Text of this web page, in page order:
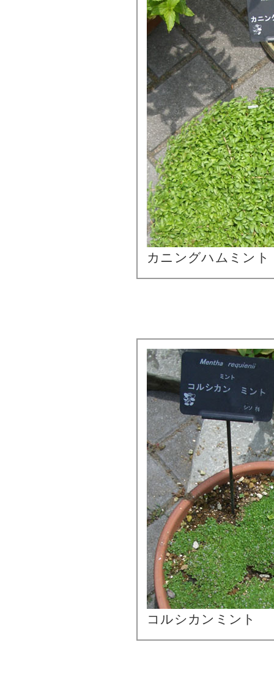
カニングハムミント
コルシカンミント